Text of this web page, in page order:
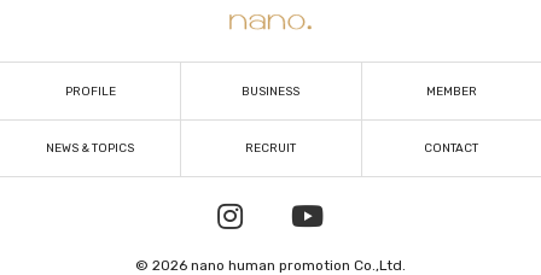
PROFILE BUSINESS MEMBER
NEWS & TOPICS RECRUIT CONTACT
© 2026 nano human promotion Co.,Ltd.